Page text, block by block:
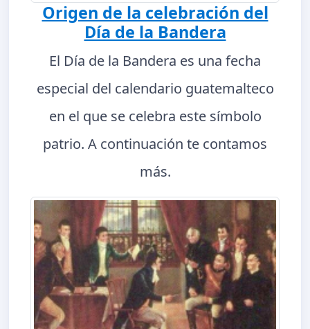
Origen de la celebración del
Día de la Bandera
El Día de la Bandera es una fecha
especial del calendario guatemalteco
en el que se celebra este símbolo
patrio. A continuación te contamos
más.